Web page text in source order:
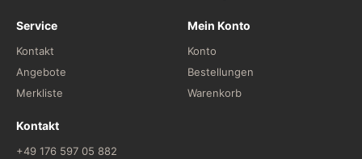
Service
Kontakt
Angebote
Merkliste
Mein Konto
Konto
Bestellungen
Warenkorb
Kontakt
+49 176 597 05 882